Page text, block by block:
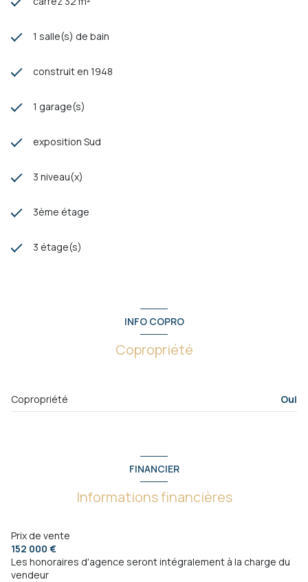
1 salle(s) de bain
construit en 1948
1 garage(s)
exposition Sud
3 niveau(x)
3ème étage
3 étage(s)
INFO COPRO
Copropriété
Copropriété Oui
FINANCIER
Informations financières
Prix de vente
152 000 €
Les honoraires d'agence seront intégralement à la charge du
vendeur